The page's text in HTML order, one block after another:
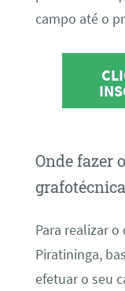
campo até o
Onde fazer
Para realizar
Piratininga,
efetuar o seu